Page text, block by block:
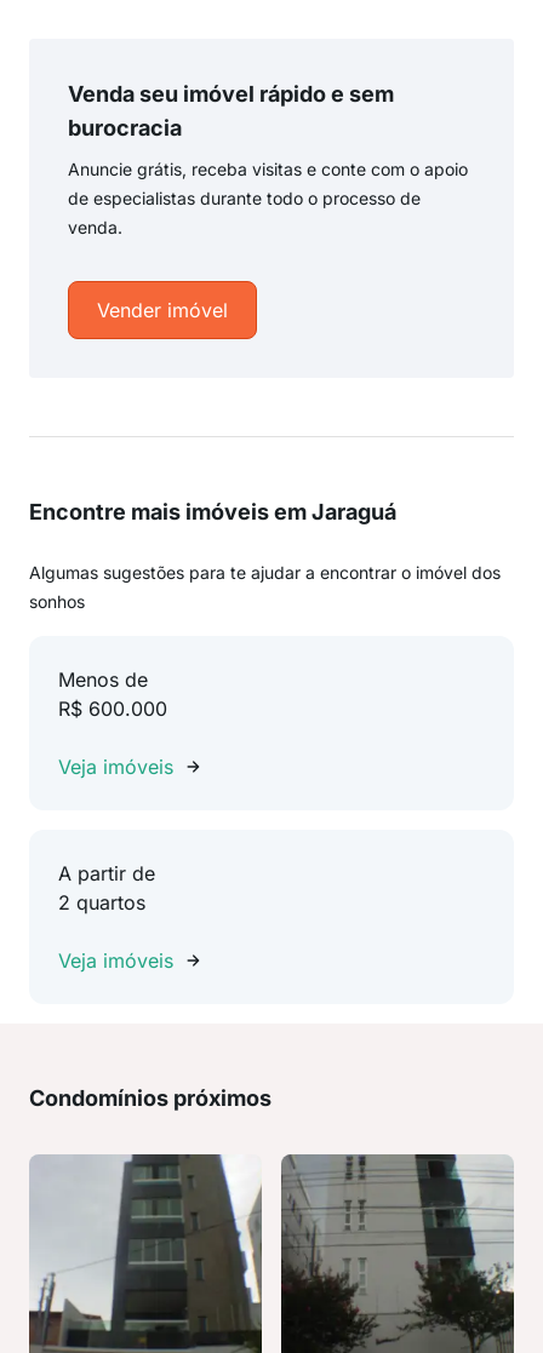
Venda seu imóvel rápido e sem
burocracia
Anuncie grátis, receba visitas e conte com o apoio
de especialistas durante todo o processo de
venda.
Vender imóvel
Encontre mais imóveis em Jaraguá
Algumas sugestões para te ajudar a encontrar o imóvel dos
sonhos
Menos de
R$ 600.000
Veja imóveis
A partir de
2 quartos
Veja imóveis
Condomínios próximos